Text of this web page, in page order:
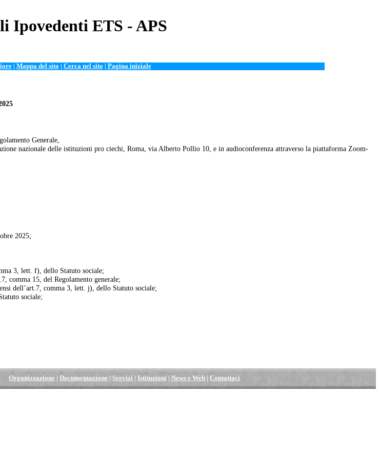
Ipovedenti ETS - APS
| Mappa del sito Cerca nel sito Pagina iniziale
Generale,
nazionale delle istituzioni pro ciechi, Roma, via Alberto Pollio 10, e in audioconferenza attraverso la piattaforma Zoom-
2025;
3, lett. f), dello Statuto sociale;
comma 15, del Regolamento generale;
dell’art.7, comma 3, lett. j), dello Statuto sociale;
sociale;
Organizzazione Documentazione Servizi Istituzioni News e Web Contattaci